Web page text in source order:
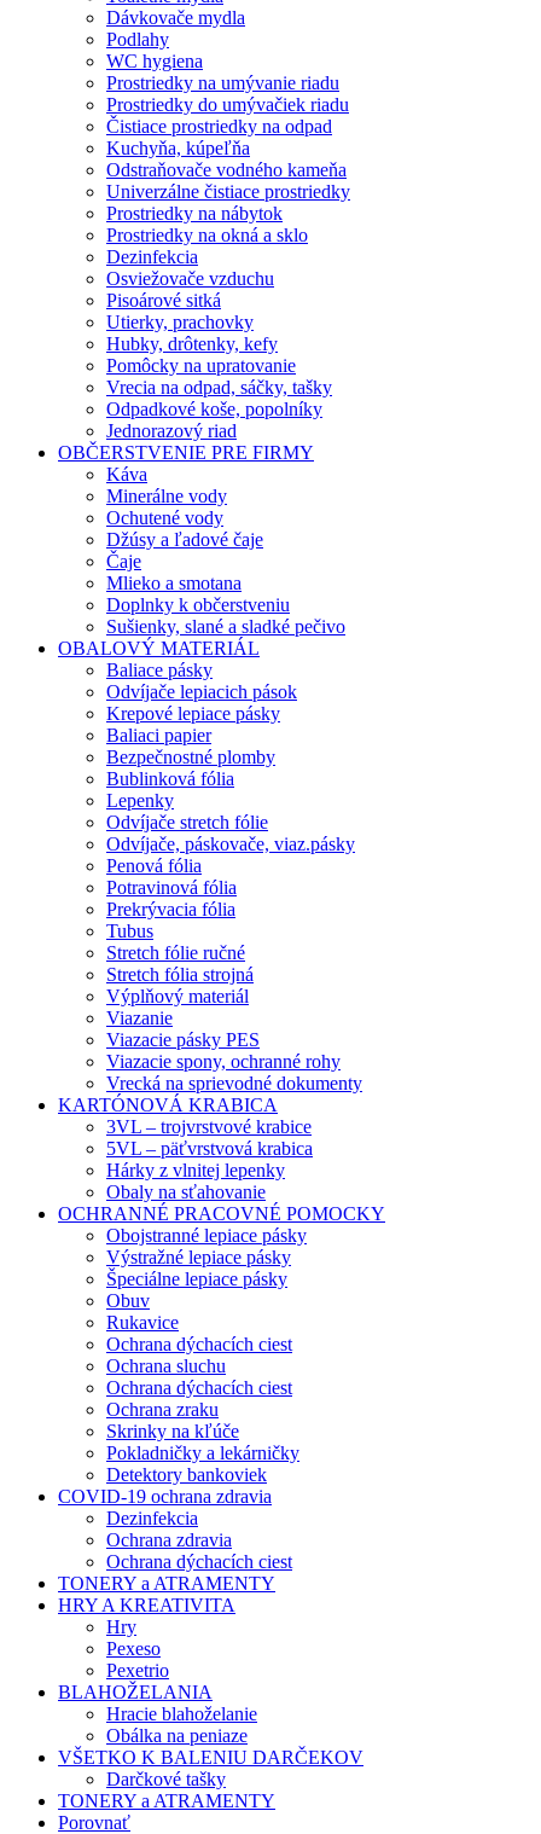
Dávkovače mydla
Podlahy
WC hygiena
Prostriedky na umývanie riadu
Prostriedky do umývačiek riadu
Čistiace prostriedky na odpad
Kuchyňa, kúpeľňa
Odstraňovače vodného kameňa
Univerzálne čistiace prostriedky
Prostriedky na nábytok
Prostriedky na okná a sklo
Dezinfekcia
Osviežovače vzduchu
Pisoárové sitká
Utierky, prachovky
Hubky, drôtenky, kefy
Pomôcky na upratovanie
Vrecia na odpad, sáčky, tašky
Odpadkové koše, popolníky
Jednorazový riad
OBČERSTVENIE PRE FIRMY
Káva
Minerálne vody
Ochutené vody
Džúsy a ľadové čaje
Čaje
Mlieko a smotana
Doplnky k občerstveniu
Sušienky, slané a sladké pečivo
OBALOVÝ MATERIÁL
Baliace pásky
Odvíjače lepiacich pások
Krepové lepiace pásky
Baliaci papier
Bezpečnostné plomby
Bublinková fólia
Lepenky
Odvíjače stretch fólie
Odvíjače, páskovače, viaz.pásky
Penová fólia
Potravinová fólia
Prekrývacia fólia
Tubus
Stretch fólie ručné
Stretch fólia strojná
Výplňový materiál
Viazanie
Viazacie pásky PES
Viazacie spony, ochranné rohy
Vrecká na sprievodné dokumenty
KARTÓNOVÁ KRABICA
3VL – trojvrstvové krabice
5VL – päťvrstvová krabica
Hárky z vlnitej lepenky
Obaly na sťahovanie
OCHRANNÉ PRACOVNÉ POMOCKY
Obojstranné lepiace pásky
Výstražné lepiace pásky
Špeciálne lepiace pásky
Obuv
Rukavice
Ochrana dýchacích ciest
Ochrana sluchu
Ochrana dýchacích ciest
Ochrana zraku
Skrinky na kľúče
Pokladničky a lekárničky
Detektory bankoviek
COVID-19 ochrana zdravia
Dezinfekcia
Ochrana zdravia
Ochrana dýchacích ciest
TONERY a ATRAMENTY
HRY A KREATIVITA
Hry
Pexeso
Pexetrio
BLAHOŽELANIA
Hracie blahoželanie
Obálka na peniaze
VŠETKO K BALENIU DARČEKOV
Darčkové tašky
TONERY a ATRAMENTY
Porovnať